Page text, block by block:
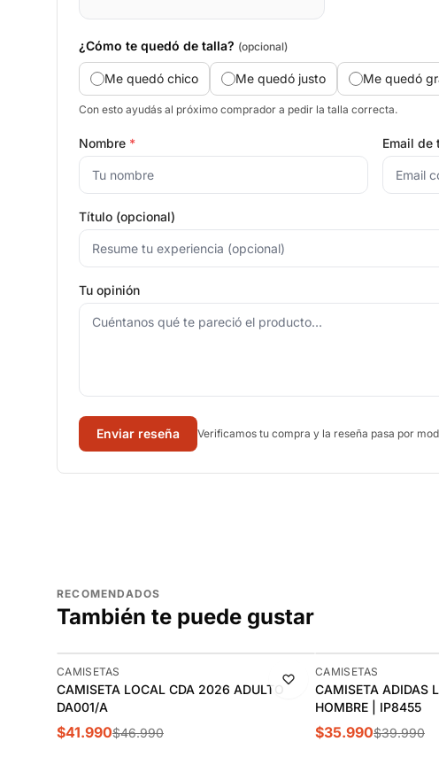
¿Cómo te quedó de talla? (opcional)
Me quedó chico Me quedó justo Me quedó
Con esto ayudás al próximo comprador a pedir la talla correcta.
Nombre * Email de
Título (opcional)
Tu opinión
Enviar reseña Verificamos tu compra y la reseña pasa por
RECOMENDADOS
También te puede gustar
-11%
CAMISETAS
CAMISETA LOCAL CDA 2026 ADULTO
DA001/A
$41.990$46.990
-10%
CAMISETAS
CAMISETA ADIDAS
HOMBRE | IP8455
$35.990$39.990